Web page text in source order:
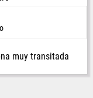
muy transitada